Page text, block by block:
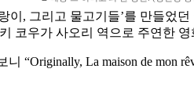
랑이, 그리고 물고기들’를 만들
코우가 사오리 역으로 주연한 영
La maison de mon